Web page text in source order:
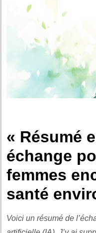
« Résumé
échange
femmes
santé
Voici un résumé de